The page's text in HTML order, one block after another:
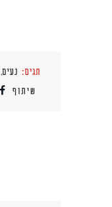
תגים: נעים,
שיתוף